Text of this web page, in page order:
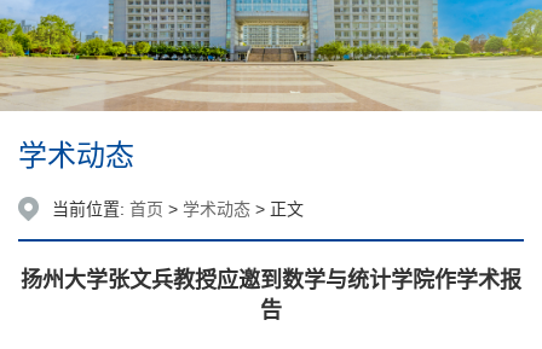
学术动态
当前位置: 首页 > 学术动态 > 正文
扬州大学张文兵教授应邀到数学与统计学院作学术报
告